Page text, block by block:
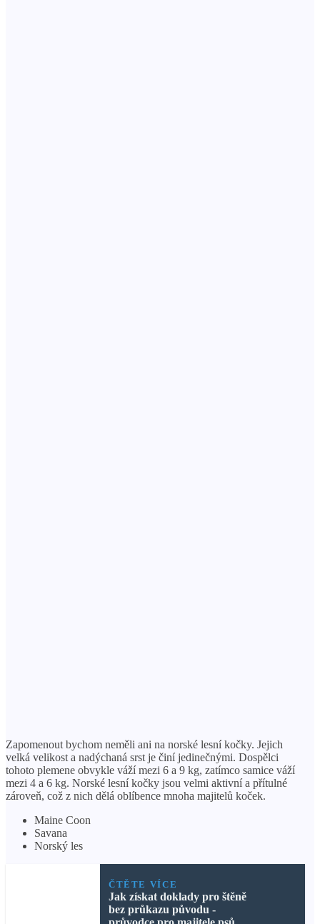
Zapomenout bychom neměli ani na norské lesní kočky. Jejich
velká velikost a nadýchaná srst je činí jedinečnými. Dospělci
tohoto plemene obvykle váží mezi 6 a 9 kg, zatímco samice váží
mezi 4 a 6 kg. Norské lesní kočky jsou velmi aktivní a přítulné
zároveň, což z nich dělá oblíbence mnoha majitelů koček.
Maine Coon
Savana
Norský les
ČTĚTE VÍCE
Jak získat doklady pro štěně
bez průkazu původu -